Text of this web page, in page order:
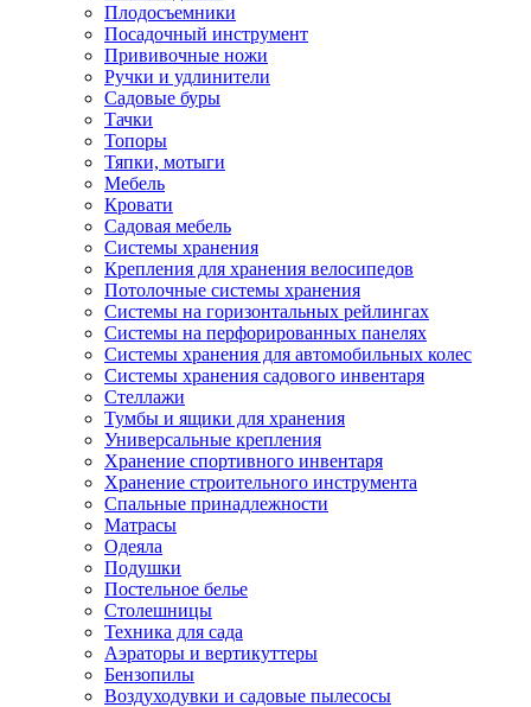
Плодосъемники
Посадочный инструмент
Прививочные ножи
Ручки и удлинители
Садовые буры
Тачки
Топоры
Тяпки, мотыги
Мебель
Кровати
Садовая мебель
Системы хранения
Крепления для хранения велосипедов
Потолочные системы хранения
Системы на горизонтальных рейлингах
Системы на перфорированных панелях
Системы хранения для автомобильных колес
Системы хранения садового инвентаря
Стеллажи
Тумбы и ящики для хранения
Универсальные крепления
Хранение спортивного инвентаря
Хранение строительного инструмента
Спальные принадлежности
Матрасы
Одеяла
Подушки
Постельное белье
Столешницы
Техника для сада
Аэраторы и вертикуттеры
Бензопилы
Воздуходувки и садовые пылесосы